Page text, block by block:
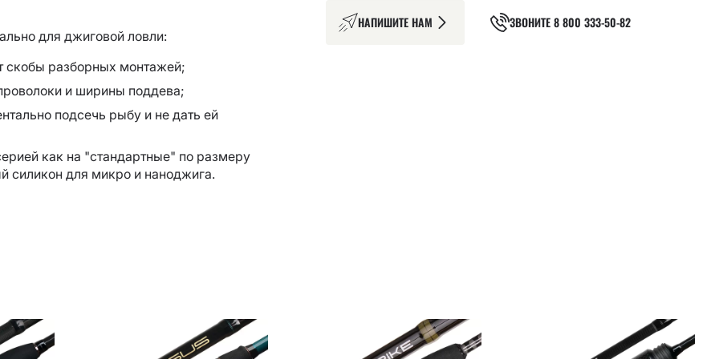
НАПИШИТЕ НАМ ЗВОНИТЕ8 800 333-50-82
для джиговой ловли:
скобы разборных монтажей;
и ширины поддева;
подсечь рыбу и не дать ей
как на "стандартные" по размеру
силикон для микро и наноджига.